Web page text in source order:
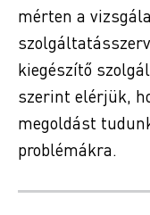
mérten a
kiegészítő
szerint elérjük,
megoldást
problémákra.